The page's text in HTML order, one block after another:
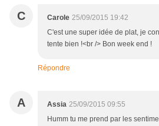
C Carole 25/09/2015 19:42
C'est une super idée de plat, je
tente bien !<br /> Bon week end !
Répondre
A Assia 25/09/2015 09:55
Humm tu me prend par les